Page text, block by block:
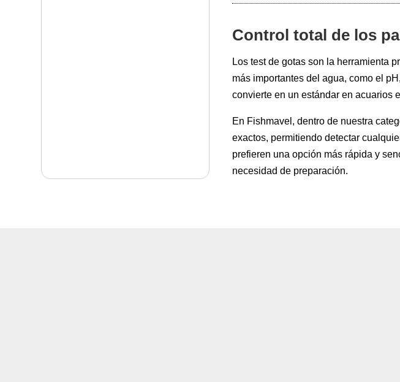
Control total de los
Los test de gotas son la herramienta
más importantes del agua, como el
convierte en un estándar en acuarios
En Fishmavel, dentro de nuestra
exactos, permitiendo detectar
prefieren una opción más rápida y
necesidad de preparación.